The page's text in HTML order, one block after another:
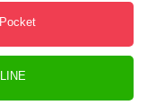
Pocket
LINE